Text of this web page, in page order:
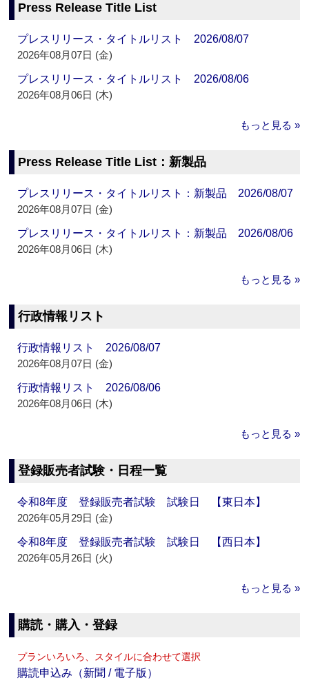
Press Release Title List
プレスリリース・タイトルリスト 2026/08/07
2026年08月07日 (金)
プレスリリース・タイトルリスト 2026/08/06
2026年08月06日 (木)
もっと見る »
Press Release Title List：新製品
プレスリリース・タイトルリスト：新製品 2026/08/07
2026年08月07日 (金)
プレスリリース・タイトルリスト：新製品 2026/08/06
2026年08月06日 (木)
もっと見る »
行政情報リスト
行政情報リスト 2026/08/07
2026年08月07日 (金)
行政情報リスト 2026/08/06
2026年08月06日 (木)
もっと見る »
登録販売者試験・日程一覧
令和8年度 登録販売者試験 試験日 【東日本】
2026年05月29日 (金)
令和8年度 登録販売者試験 試験日 【西日本】
2026年05月26日 (火)
もっと見る »
購読・購入・登録
プランいろいろ、スタイルに合わせて選択
購読申込み（新聞 / 電子版）